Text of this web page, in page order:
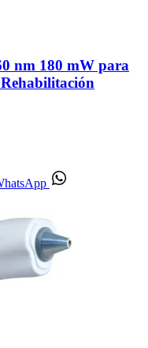
nm 180 mW para